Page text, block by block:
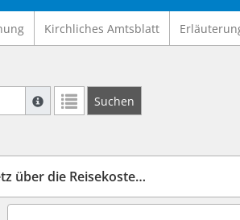
Kirchliches Amtsblatt
Suche mit Platzhalter "*", Bsp.
Suchen
(Vv-RKG-KF)